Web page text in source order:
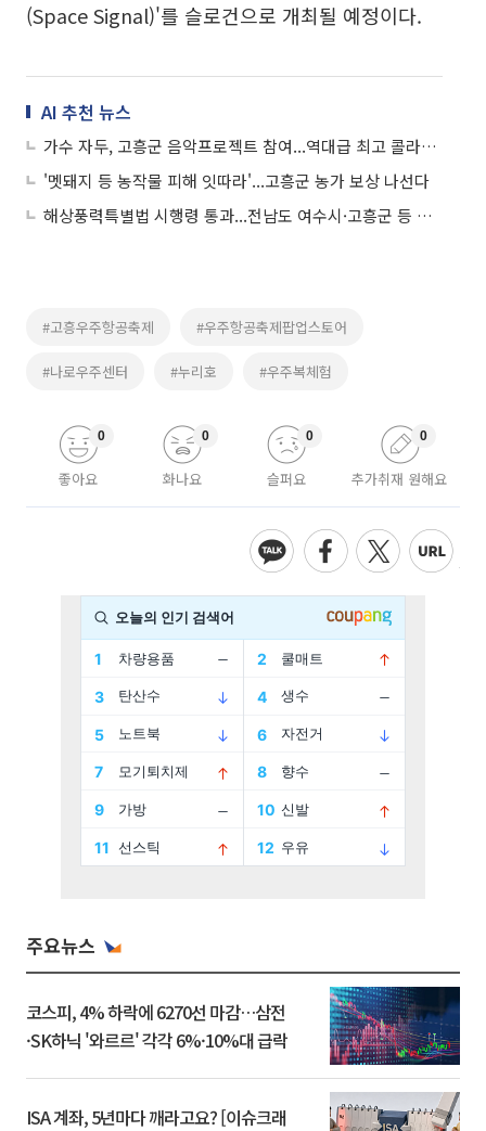
(Space Signal)'를 슬로건으로 개최될 예정이다.
AI 추천 뉴스
가수 자두, 고흥군 음악프로젝트 참여...역대급 최고 콜라보 기대
'멧돼지 등 농작물 피해 잇따라'...고흥군 농가 보상 나선다
해상풍력특별법 시행령 통과...전남도 여수시·고흥군 등 예비지구 속도
#고흥우주항공축제 #우주항공축제팝업스토어
#나로우주센터 #누리호 #우주복체험
좋아요
0
화나요
0
슬퍼요
0
추가취재 원해요
0
주요뉴스
코스피, 4% 하락에 6270선 마감…삼전
·SK하닉 '와르르' 각각 6%·10%대 급락
ISA 계좌, 5년마다 깨라고요? [이슈크래